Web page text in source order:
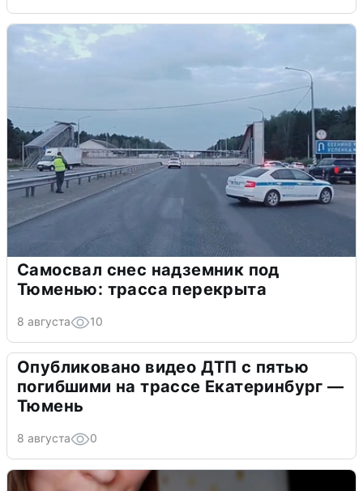
Самосвал снес надземник под
Тюменью: трасса перекрыта
8 августа 10
Опубликовано видео ДТП с пятью
погибшими на трассе Екатеринбург —
Тюмень
8 августа 0